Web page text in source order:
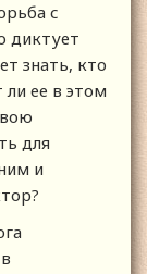
с
диктует
знать, кто
ли ее в этом
для
и